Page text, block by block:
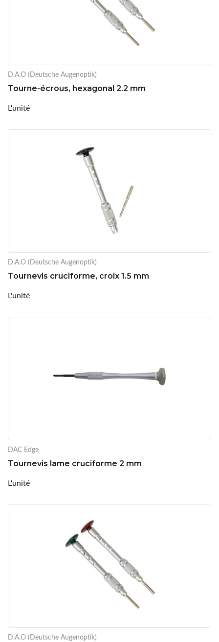
D.A.O (Deutsche Augenoptik)
Tourne-écrous, hexagonal 2.2 mm
L'unité
D.A.O (Deutsche Augenoptik)
Tournevis cruciforme, croix 1.5 mm
L'unité
DAC Edge
Tournevis lame cruciforme 2 mm
L'unité
D.A.O (Deutsche Augenoptik)